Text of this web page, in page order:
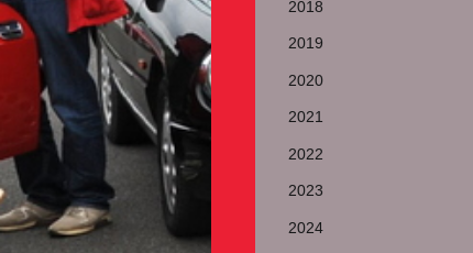
2018
2019
2020
2021
2022
2023
2024